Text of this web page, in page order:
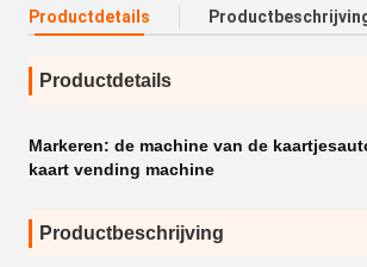
Productdetails
Productdetails
Markeren: de machine van de
kaart vending machine
Productbeschrijving